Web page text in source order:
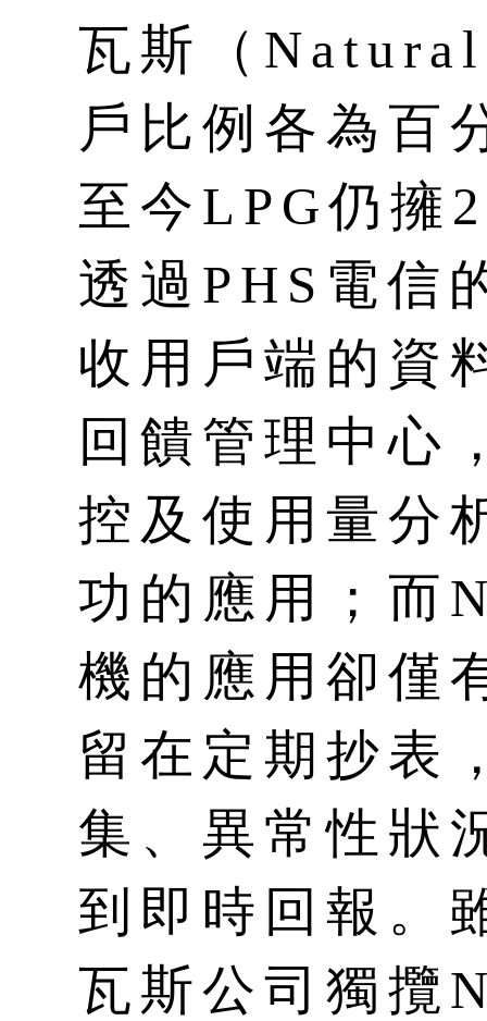
瓦斯（
戶比例各為百
至今LPG仍擁
透過PHS電信
收用戶端的資
回饋管理中心
控及使用量分
功的應用；而
機的應用卻僅
留在定期抄表
集、異常性狀
到即時回報。
瓦斯公司獨攬